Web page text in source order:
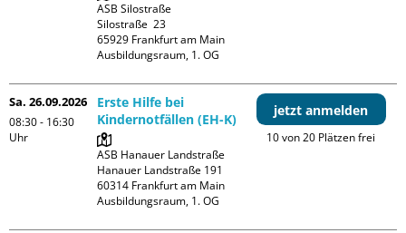
ASB Silostraße
Silostraße  23
65929 Frankfurt am Main
Ausbildungsraum, 1. OG
Sa. 26.09.2026
08:30 - 16:30
Uhr
Erste Hilfe bei
Kindernotfällen (EH-K)
ASB Hanauer Landstraße
Hanauer Landstraße 191
60314 Frankfurt am Main
Ausbildungsraum, 1. OG
jetzt anmelden
10 von 20 Plätzen frei